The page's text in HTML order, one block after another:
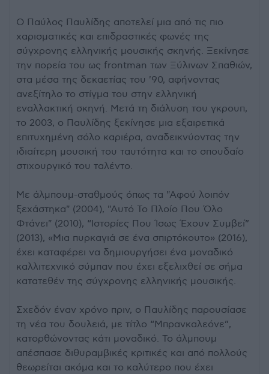
Ο Παύλος Παυλίδης αποτελεί μια από τις πιο
χαρισματικές και επιδραστικές φωνές της
σύγχρονης ελληνικής μουσικής σκηνής. Ξεκίνησε
την πορεία του ως frontman των Ξύλινων Σπαθιών,
στα μέσα της δεκαετίας του '90, αφήνοντας
ανεξίτηλο το στίγμα του στην ελληνική
εναλλακτική σκηνή. Μετά τη διάλυση του γκρουπ,
το 2003, ο Παυλίδης ξεκίνησε μια εξαιρετικά
επιτυχημένη σόλο καριέρα, αναδεικνύοντας την
ιδιαίτερη μουσική του ταυτότητα και το σπουδαίο
στιχουργικό του ταλέντο.
Με άλμπουμ-σταθμούς όπως τα "Αφού λοιπόν
ξεχάστηκα" (2004), "Αυτό Το Πλοίο Που Όλο
Φτάνει" (2010), “Ιστορίες Που Ίσως Έχουν Συμβεί”
(2013), «Μια πυρκαγιά σε ένα σπιρτόκουτο» (2016),
έχει καταφέρει να δημιουργήσει ένα μοναδικό
καλλιτεχνικό σύμπαν που έχει εξελιχθεί σε σήμα
κατατεθέν της σύγχρονης ελληνικής μουσικής.
Σχεδόν έναν χρόνο πριν, ο Παυλίδης παρουσίασε
τη νέα του δουλειά, με τίτλο “Μπρανκαλεόνε”,
κατορθώνοντας κάτι μοναδικό. Το άλμπουμ
απέσπασε διθυραμβικές κριτικές και από πολλούς
θεωρείται ακόμα και το καλύτερο που έχει